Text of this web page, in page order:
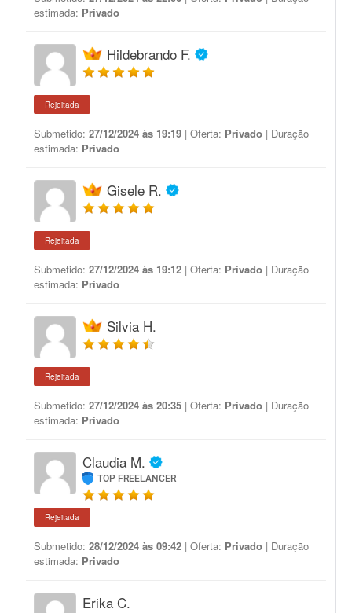
estimada: Privado
Hildebrando F.
Rejeitada
Submetido: 27/12/2024 às 19:19 | Oferta: Privado | Duração
estimada: Privado
Gisele R.
Rejeitada
Submetido: 27/12/2024 às 19:12 | Oferta: Privado | Duração
estimada: Privado
Silvia H.
Rejeitada
Submetido: 27/12/2024 às 20:35 | Oferta: Privado | Duração
estimada: Privado
Claudia M.
TOP FREELANCER
Rejeitada
Submetido: 28/12/2024 às 09:42 | Oferta: Privado | Duração
estimada: Privado
Erika C.